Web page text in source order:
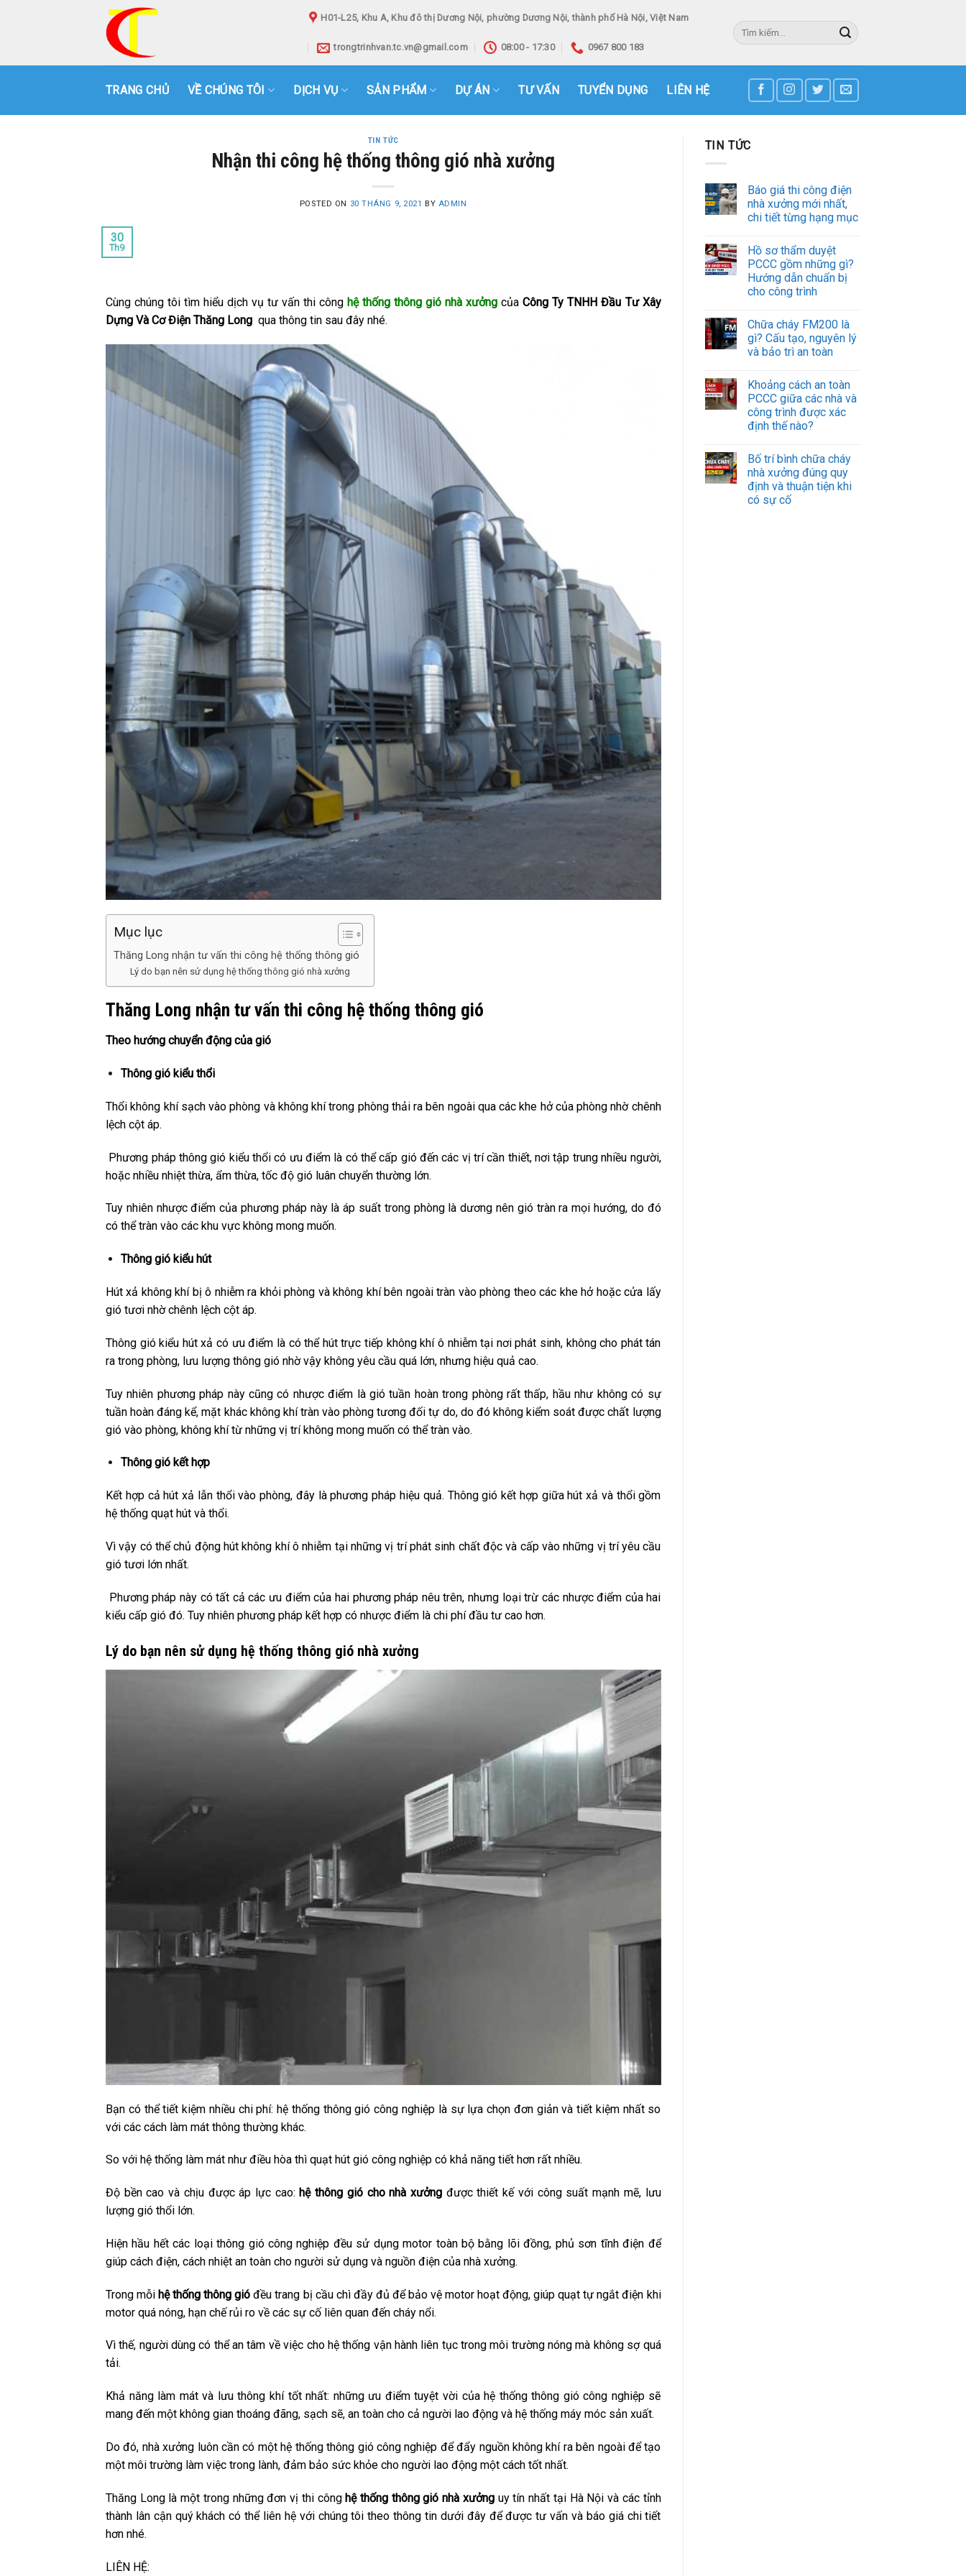
H01-L25, Khu A, Khu đô thị Dương Nội, phường Dương Nội, thành phố Hà Nội, Việt Nam
trongtrinhvan.tc.vn@gmail.com 08:00 - 17:30 0967 800 183
Tìm
kiếm:
TRANG CHỦ VỀ CHÚNG TÔI DỊCH VỤ SẢN PHẨM DỰ ÁN TƯ VẤN TUYỂN DỤNG LIÊN HỆ
TIN TỨC
Nhận thi công hệ thống thông gió nhà xưởng
POSTED ON 30 THÁNG 9, 2021 BY ADMIN
30
Th9
Cùng chúng tôi tìm hiểu dịch vụ tư vấn thi công hệ thống thông gió nhà xưởngcủaCông Ty TNHH Đầu Tư Xây
Dựng Và Cơ Điện Thăng Long qua thông tin sau đây nhé.
Mục lục
Thăng Long nhận tư vấn thi công hệ thống thông gió
Lý do bạn nên sử dụng hệ thống thông gió nhà xưởng
Thăng Long nhận tư vấn thi công hệ thống thông gió
Theo hướng chuyển động của gió
Thông gió kiểu thổi
Thổi không khí sạch vào phòng và không khí trong phòng thải ra bên ngoài qua các khe hở của phòng nhờ chênh
lệch cột áp.
Phương pháp thông gió kiểu thổi có ưu điểm là có thể cấp gió đến các vị trí cần thiết, nơi tập trung nhiều người,
hoặc nhiều nhiệt thừa, ẩm thừa, tốc độ gió luân chuyển thường lớn.
Tuy nhiên nhược điểm của phương pháp này là áp suất trong phòng là dương nên gió tràn ra mọi hướng, do đó
có thể tràn vào các khu vực không mong muốn.
Thông gió kiểu hút
Hút xả không khí bị ô nhiễm ra khỏi phòng và không khí bên ngoài tràn vào phòng theo các khe hở hoặc cửa lấy
gió tươi nhờ chênh lệch cột áp.
Thông gió kiểu hút xả có ưu điểm là có thể hút trực tiếp không khí ô nhiễm tại nơi phát sinh, không cho phát tán
ra trong phòng, lưu lượng thông gió nhờ vậy không yêu cầu quá lớn, nhưng hiệu quả cao.
Tuy nhiên phương pháp này cũng có nhược điểm là gió tuần hoàn trong phòng rất thấp, hầu như không có sự
tuần hoàn đáng kể, mặt khác không khí tràn vào phòng tương đối tự do, do đó không kiểm soát được chất lượng
gió vào phòng, không khí từ những vị trí không mong muốn có thể tràn vào.
Thông gió kết hợp
Kết hợp cả hút xả lẫn thổi vào phòng, đây là phương pháp hiệu quả. Thông gió kết hợp giữa hút xả và thổi gồm
hệ thống quạt hút và thổi.
Vì vậy có thể chủ động hút không khí ô nhiễm tại những vị trí phát sinh chất độc và cấp vào những vị trí yêu cầu
gió tươi lớn nhất.
Phương pháp này có tất cả các ưu điểm của hai phương pháp nêu trên, nhưng loại trừ các nhược điểm của hai
kiểu cấp gió đó. Tuy nhiên phương pháp kết hợp có nhược điểm là chi phí đầu tư cao hơn.
Lý do bạn nên sử dụng hệ thống thông gió nhà xưởng
Bạn có thể tiết kiệm nhiều chi phí: hệ thống thông gió công nghiệp là sự lựa chọn đơn giản và tiết kiệm nhất so
với các cách làm mát thông thường khác.
So với hệ thống làm mát như điều hòa thì quạt hút gió công nghiệp có khả năng tiết hơn rất nhiều.
Độ bền cao và chịu được áp lực cao:hệ thông gió cho nhà xưởng được thiết kế với công suất mạnh mẽ, lưu
lượng gió thổi lớn.
Hiện hầu hết các loại thông gió công nghiệp đều sử dụng motor toàn bộ bằng lõi đồng, phủ sơn tĩnh điện để
giúp cách điện, cách nhiệt an toàn cho người sử dụng và nguồn điện của nhà xưởng.
Trong mỗihệ thống thông gió đều trang bị cầu chì đầy đủ để bảo vệ motor hoạt động, giúp quạt tự ngắt điện khi
motor quá nóng, hạn chế rủi ro về các sự cố liên quan đến cháy nổi.
Vì thế, người dùng có thể an tâm về việc cho hệ thống vận hành liên tục trong môi trường nóng mà không sợ quá
tải.
Khả năng làm mát và lưu thông khí tốt nhất: những ưu điểm tuyệt vời của hệ thống thông gió công nghiệp sẽ
mang đến một không gian thoáng đãng, sạch sẽ, an toàn cho cả người lao động và hệ thống máy móc sản xuất.
Do đó, nhà xưởng luôn cần có một hệ thống thông gió công nghiệp để đẩy nguồn không khí ra bên ngoài để tạo
một môi trường làm việc trong lành, đảm bảo sức khỏe cho người lao động một cách tốt nhất.
Thăng Long là một trong những đơn vị thi cônghệ thống thông gió nhà xưởng uy tín nhất tại Hà Nội và các tỉnh
thành lân cận quý khách có thể liên hệ với chúng tôi theo thông tin dưới đây để được tư vấn và báo giá chi tiết
hơn nhé.
LIÊN HỆ:
TIN TỨC
Báo giá thi công điện
nhà xưởng mới nhất,
chi tiết từng hạng mục
Hồ sơ thẩm duyệt
PCCC gồm những gì?
Hướng dẫn chuẩn bị
cho công trình
Chữa cháy FM200 là
gì? Cấu tạo, nguyên lý
và bảo trì an toàn
Khoảng cách an toàn
PCCC giữa các nhà và
công trình được xác
định thế nào?
Bố trí bình chữa cháy
nhà xưởng đúng quy
định và thuận tiện khi
có sự cố